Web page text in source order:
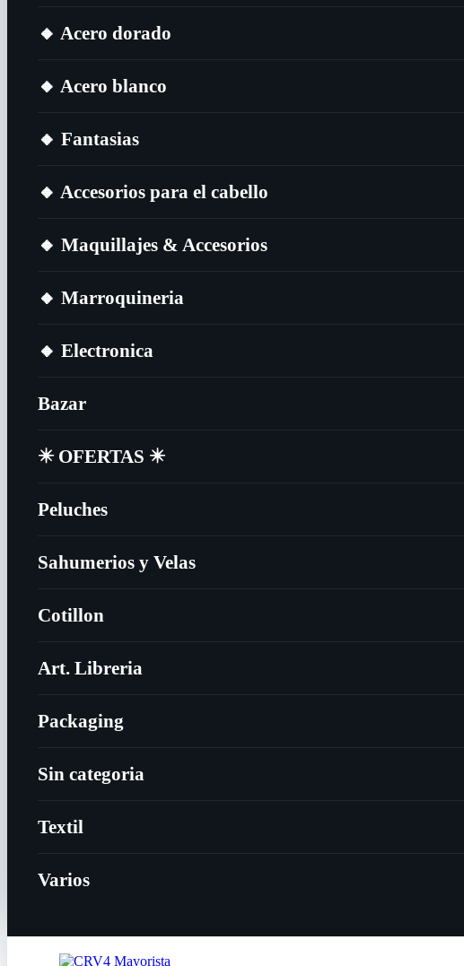
🔸​ Acero dorado
🔸​ Acero blanco
🔸​ Fantasias
🔸​ Accesorios para el cabello
🔸​ Maquillajes & Accesorios
🔸​ Marroquineria
🔸​ Electronica
Bazar
✴️​ OFERTAS ✴️​
Peluches
Sahumerios y Velas
Cotillon
Art. Libreria
Packaging
Sin categoria
Textil
Varios